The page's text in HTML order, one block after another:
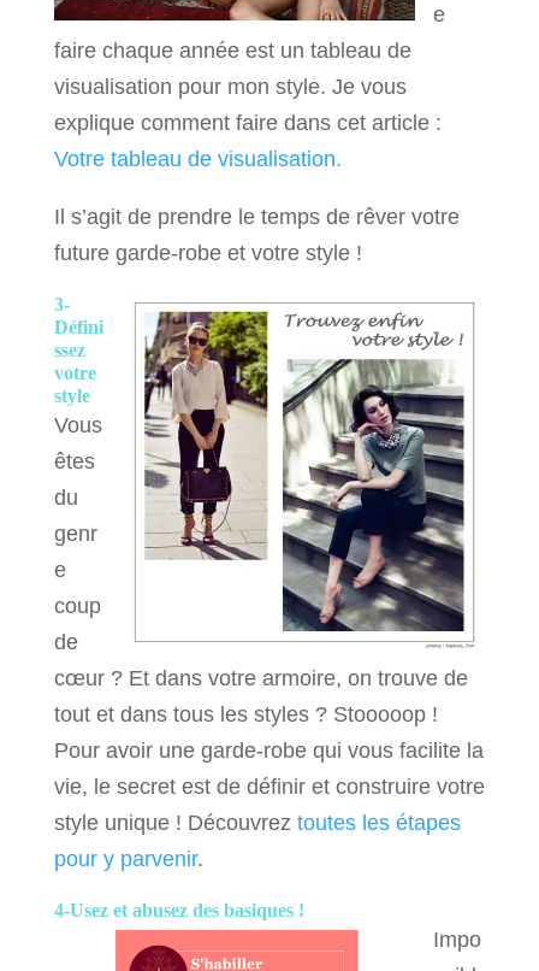
e
faire chaque année est un tableau de
visualisation pour mon style. Je vous
explique comment faire dans cet article :
Votre tableau de visualisation.
Il s’agit de prendre le temps de rêver votre
future garde-robe et votre style !
3-
Défini
ssez
votre
style
Vous
êtes
du
genr
e
coup
de
cœur ? Et dans votre armoire, on trouve de
tout et dans tous les styles ? Stooooop !
Pour avoir une garde-robe qui vous facilite la
vie, le secret est de définir et construire votre
style unique ! Découvrez toutes les étapes
pour y parvenir.
4-Usez et abusez des basiques !
Impo